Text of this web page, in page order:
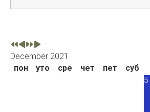
December 2021
пон
уто сре чет пет суб
5